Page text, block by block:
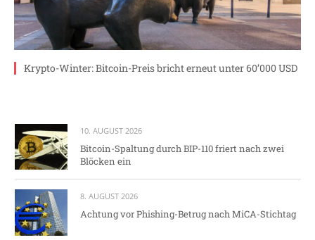
Krypto-Winter: Bitcoin-Preis bricht erneut unter 60’000 USD
10. AUGUST 2026
Bitcoin-Spaltung durch BIP-110 friert nach zwei
Blöcken ein
8. AUGUST 2026
Achtung vor Phishing-Betrug nach MiCA-Stichtag